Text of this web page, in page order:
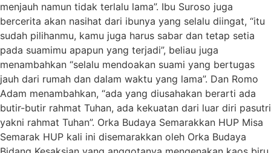
menjauh namun tidak terlalu lama”. Ibu Suroso juga
bercerita akan nasihat dari ibunya yang selalu diingat, “itu
sudah pilihanmu, kamu juga harus sabar dan tetap setia
pada suamimu apapun yang terjadi”, beliau juga
menambahkan “selalu mendoakan suami yang bertugas
jauh dari rumah dan dalam waktu yang lama”. Dan Romo
Adam menambahkan, “ada yang diusahakan berarti ada
butir-butir rahmat Tuhan, ada kekuatan dari luar diri pasutri
yakni rahmat Tuhan”. Orka Budaya Semarakkan HUP Misa
Semarak HUP kali ini disemarakkan oleh Orka Budaya